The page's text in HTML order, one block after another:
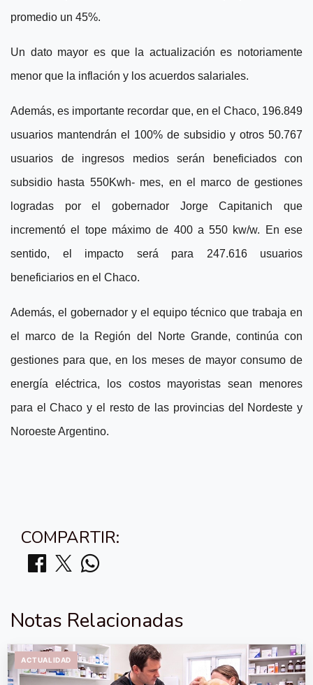
promedio un 45%.
Un dato mayor es que la actualización es notoriamente
menor que la inflación y los acuerdos salariales.
Además, es importante recordar que, en el Chaco, 196.849
usuarios mantendrán el 100% de subsidio y otros 50.767
usuarios de ingresos medios serán beneficiados con
subsidio hasta 550Kwh- mes, en el marco de gestiones
logradas por el gobernador Jorge Capitanich que
incrementó el tope máximo de 400 a 550 kw/w. En ese
sentido, el impacto será para 247.616 usuarios
beneficiarios en el Chaco.
Además, el gobernador y el equipo técnico que trabaja en
el marco de la Región del Norte Grande, continúa con
gestiones para que, en los meses de mayor consumo de
energía eléctrica, los costos mayoristas sean menores
para el Chaco y el resto de las provincias del Nordeste y
Noroeste Argentino.
COMPARTIR:
Notas Relacionadas
ACTUALIDAD